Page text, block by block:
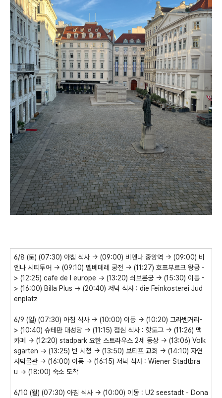
6/8 (토) (07:30) 아침 식사 -> (09:00) 비엔나 중앙역 -> (09:00) 비
엔나 시티투어 -> (09:10) 벨베데레 궁전 -> (11:27) 호프부르크 왕궁 -
> (12:25) cafe de l europe -> (13:20) 쇠브론궁 -> (15:30) 이동 -
> (16:00) Billa Plus -> (20:40) 저녁 식사 : die Feinkosterei Jud
enplatz
6/9 (일) (07:30) 아침 식사 -> (10:00) 이동 -> (10:20) 그라벤거리-
> (10:40) 슈테판 대성당 -> (11:15) 점심 식사 : 핫도그 -> (11:26) 맥
카페 -> (12:20) stadpark 요한 스트라우스 2세 동상 -> (13:06) Volk
sgarten -> (13:25) 빈 시청 -> (13:50) 보티프 교회 -> (14:10) 자연
사박물관 -> (16:00) 이동 -> (16:15) 저녁 식사 : Wiener Stadtbra
u -> (18:00) 숙소 도착
6/10 (월) (07:30) 아침 식사 -> (10:00) 이동 : U2 seestadt - Dona